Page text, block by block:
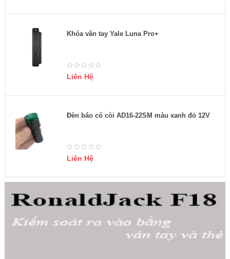
Khóa vân tay Yale Luna Pro+
Liên Hệ
Đèn báo có còi AD16-22SM màu xanh đỏ 12V
Liên Hệ